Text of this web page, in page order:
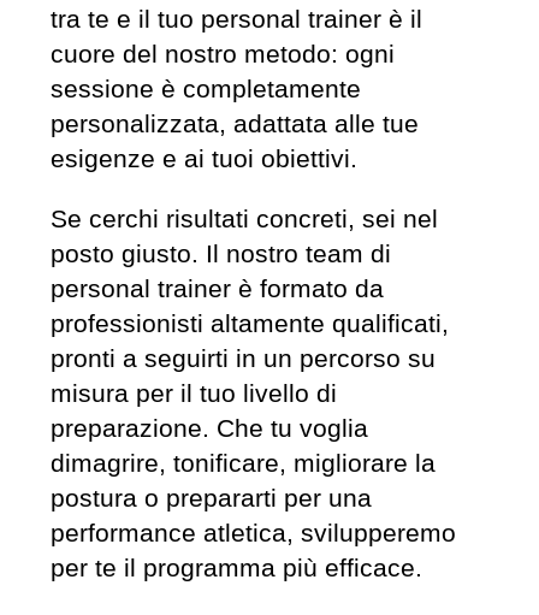
tra te e il tuo personal trainer è il
cuore del nostro metodo: ogni
sessione è completamente
personalizzata, adattata alle tue
esigenze e ai tuoi obiettivi.
Se cerchi risultati concreti, sei nel
posto giusto. Il nostro team di
personal trainer è formato da
professionisti altamente qualificati,
pronti a seguirti in un percorso su
misura per il tuo livello di
preparazione. Che tu voglia
dimagrire, tonificare, migliorare la
postura o prepararti per una
performance atletica, svilupperemo
per te il programma più efficace.